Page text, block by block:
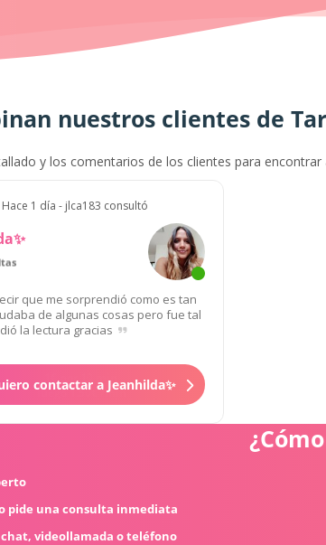
nuestros clientes de
y los comentarios de los clientes para
Hace 1 día - jlca183 consultó
que me sorprendió como es tan
de algunas cosas pero fue tal
la lectura gracias
contactar a Jeanhilda✨
pide una consulta inmediata
videollamada o teléfono